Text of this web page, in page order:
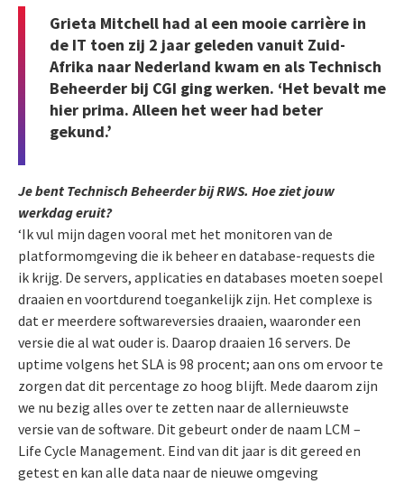
Grieta Mitchell had al een mooie carrière in
de IT toen zij 2 jaar geleden vanuit Zuid-
Afrika naar Nederland kwam en als Technisch
Beheerder bij CGI ging werken. ‘Het bevalt me
hier prima. Alleen het weer had beter
gekund.’
Je bent Technisch Beheerder bij RWS. Hoe ziet jouw
werkdag eruit?
‘Ik vul mijn dagen vooral met het monitoren van de
platformomgeving die ik beheer en database-requests die
ik krijg. De servers, applicaties en databases moeten soepel
draaien en voortdurend toegankelijk zijn. Het complexe is
dat er meerdere softwareversies draaien, waaronder een
versie die al wat ouder is. Daarop draaien 16 servers. De
uptime volgens het SLA is 98 procent; aan ons om ervoor te
zorgen dat dit percentage zo hoog blijft. Mede daarom zijn
we nu bezig alles over te zetten naar de allernieuwste
versie van de software. Dit gebeurt onder de naam LCM –
Life Cycle Management. Eind van dit jaar is dit gereed en
getest en kan alle data naar de nieuwe omgeving